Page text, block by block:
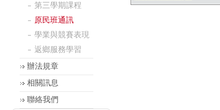
第三學期課程
原民班通訊
學業與競賽表現
返鄉服務學習
辦法規章
相關訊息
聯絡我們